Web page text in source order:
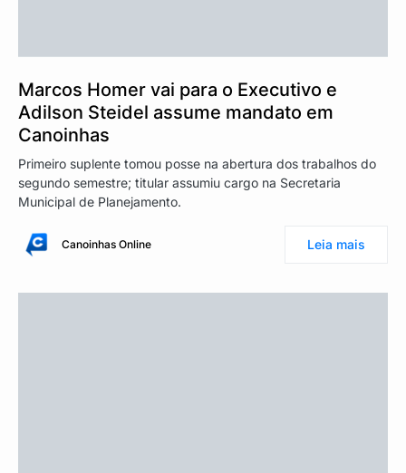
Marcos Homer vai para o Executivo e
Adilson Steidel assume mandato em
Canoinhas
Primeiro suplente tomou posse na abertura dos trabalhos do
segundo semestre; titular assumiu cargo na Secretaria
Municipal de Planejamento.
Canoinhas Online Leia mais